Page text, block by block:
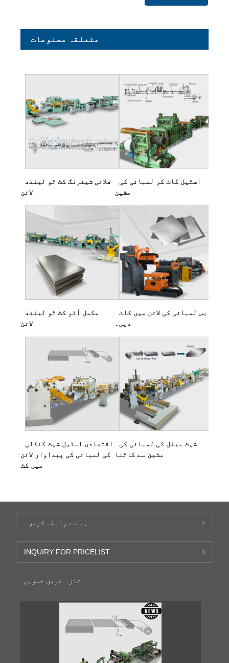
متعلقہ مصنوعات
فلائی شیئرنگ کٹ ٹو لینتھ
لائن
اسٹیل کاٹ کر لمبائی کی
مشین
مکمل آٹو کٹ ٹو لینتھ
لائن
بس لمبائی کی لائن میں کاٹ
دیں۔
اقتصادی اسٹیل شیٹ کنڈلی
کی لمبائی کی پیداوار لائن
میں کٹ
شیٹ میٹل کی لمبائی کی
مشین سے کاٹنا
ہم سے رابطہ کریں۔
INQUIRY FOR PRICELIST
تازہ ترین خبریں